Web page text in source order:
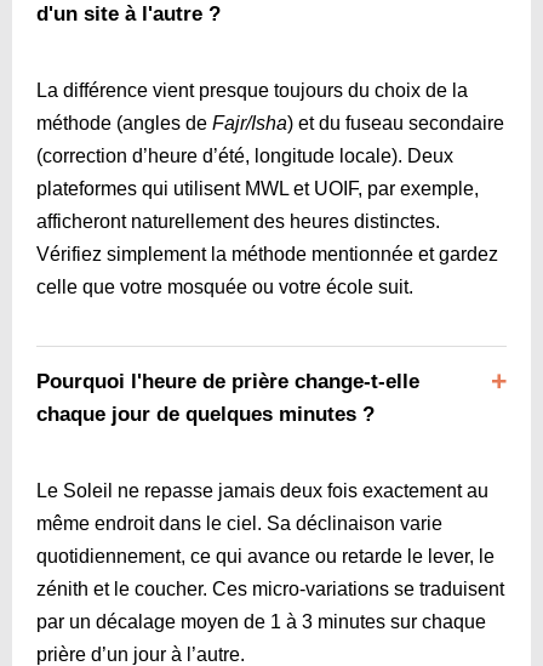
d'un site à l'autre ?
La différence vient presque toujours du choix de la
méthode (angles de Fajr/Isha) et du fuseau secondaire
(correction d’heure d’été, longitude locale). Deux
plateformes qui utilisent MWL et UOIF, par exemple,
afficheront naturellement des heures distinctes.
Vérifiez simplement la méthode mentionnée et gardez
celle que votre mosquée ou votre école suit.
Pourquoi l'heure de prière change-t-elle
chaque jour de quelques minutes ?
Le Soleil ne repasse jamais deux fois exactement au
même endroit dans le ciel. Sa déclinaison varie
quotidiennement, ce qui avance ou retarde le lever, le
zénith et le coucher. Ces micro-variations se traduisent
par un décalage moyen de 1 à 3 minutes sur chaque
prière d’un jour à l’autre.